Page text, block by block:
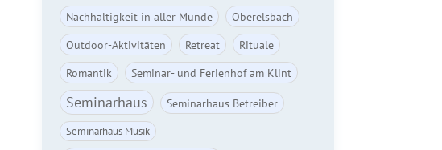
Nachhaltigkeit in aller Munde
Oberelsbach
Outdoor-Aktivitäten
Retreat
Rituale
Romantik
Seminar- und Ferienhof am Klint
Seminarhaus Seminarhaus Betreiber
Seminarhaus Musik